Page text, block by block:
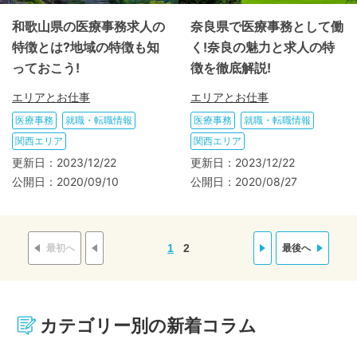
和歌山県の医療事務求人の
特徴とは?地域の特徴も知
っておこう!
エリアとお仕事
医療事務
就職・転職情報
関西エリア
更新日： 2023/12/22
公開日： 2020/09/10
奈良県で医療事務として働
く!奈良の魅力と求人の特
徴を徹底解説!
エリアとお仕事
医療事務
就職・転職情報
関西エリア
更新日： 2023/12/22
公開日： 2020/08/27
最初へ 1 2 最後へ
カテゴリー別の新着コラム